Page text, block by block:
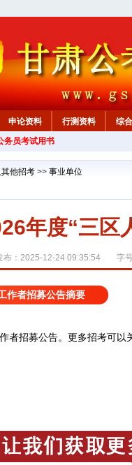
申论资料 行测资料 综
务员考试用书
他招考 >> 事业单位
年度“三区
布：2025-12-24 09:35:54 字
作者招募公告摘要
者招募公告。 更多招考可以